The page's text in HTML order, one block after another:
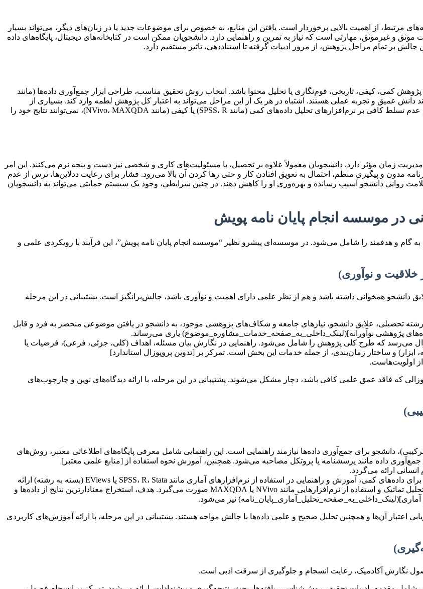
مرتبط، از اهمیت بالایی برخوردار است. یافتن این منابع، به خصوص برای موضوعات جدید یا در زبان‌های دیگر، می‌تواند بسیار
موثق و غیرموثق، مهارتی است که نیاز به تمرین و راهنمایی دارد. دانشجویان ممکن است در کتابخانه‌های دیجیتال، پایگاه‌های داده
چالش بر تمام مراحل پژوهش، از مرور ادبیات گرفته تا استناددهی، تاثیر مستقیم دارد.
کمی، کیفی، تاریخی، قوم‌نگاری یا تحلیل محتوا باشد. انتخاب روش تحقیق مناسب، طراحی ابزار جمع‌آوری داده‌ها (مانند
دانش عمیق و تجربه عملی هستند. اشتباه در هر یک از این مراحل می‌تواند به اعتبار کل پژوهش لطمه وارد کند. بسیاری از
دانشجویان در پیاده‌سازی صحیح روش‌شناسی دچار مشکل می‌شوند و به دلیل عدم تسلط کافی بر نرم‌افزارهای تحلیل داده‌های کمی (مانند SPSS، R) یا کیفی (مانند NVivo، MAXQDA)، نمی‌توانند نتایج خود را
زمان مؤثر دارد. دانشجویان معمولاً علاوه بر تحصیل، با مسئولیت‌های کاری و شخصی نیز دست و پنجه نرم می‌کنند. این امر
مدون و پیگیری منظم، احتمال به تعویق افتادن کار و حتی رها کردن آن بالا می‌رود. فشار برای رعایت ددلاین‌ها، ترس از عدم
سلامت روانی دانشجو آسیب رسانده و بهره‌وری او را کاهش دهند. در چنین شرایطی، وجود یک سیستم حمایتی می‌تواند به دانشجویان
در موسسه انجام پایان نامه پویش
گام و هدفمند را شامل می‌شود. در موسسه‌ای پیشرو نظیر “موسسه انجام پایان نامه پویش”، این فرآیند با رویکردی علمی و
همخوانی داشته باشد و هم از نظر علمی دارای اهمیت و نوآوری باشد، چالش‌برانگیز است. پشتیبانی در این مرحله
تحصیلی، علایق دانشجو، نیازهای جامعه و شکاف‌های پژوهشی موجود، به دانشجو در یافتن موضوعی منحصر به فرد و قابل
پژوهشی نوآورانه](لینک_داخلی_به_صفحه_خدمات_مشاوره_موضوع) یاری می‌رساند.
می‌رسد که طرح کلی پژوهش را شامل می‌شود. راهنمایی در نگارش بیان مسئله، اهداف (کلی، جزئی، فرعی)، فرضیات یا
و ساختار زمان‌بندی، از جمله خدمات این بخش است. تمرکز بر [تدوین پروپوزال استاندارد]
از اولویت‌هاست.
که فاقد عمق علمی کافی باشد، دچار مشکل می‌شوند. پشتیبانی در این مرحله، با ارائه دیدگاه‌های نوین و چارچوب‌های
دانشجو برای جمع‌آوری داده‌ها نیازمند راهنمایی است. این راهنمایی شامل معرفی پایگاه‌های اطلاعاتی معتبر، روش‌های
داده مانند پرسشنامه یا پروتکل مصاحبه می‌شود. همچنین، آموزش نحوه استفاده از [منابع علمی معتبر]
ارائه می‌گردد.
پس از جمع‌آوری، نوبت به تحلیل داده‌ها می‌رسد. برای داده‌های کمی، آموزش و راهنمایی در استفاده از نرم‌افزارهای آماری مانند SPSS، R، Stata یا EViews (بسته به رشته) ارائه
می‌شود. برای داده‌های کیفی، راهنمایی در تحلیل محتوا، تحلیل گفتمان، تحلیل تماتیک و استفاده از نرم‌افزارهایی مانند NVivo یا MAXQDA صورت می‌گیرد. هدف، استخراج معنادارترین نتایج از داده‌ها و
نیز می‌شود.
اعتبار آن‌ها و همچنین تحلیل صحیح و علمی داده‌ها با چالش مواجه هستند. پشتیبانی در این مرحله، با ارائه آموزش‌های کاربردی
نگارش آکادمیک، رعایت انسجام و جلوگیری از سرقت ادبی است.